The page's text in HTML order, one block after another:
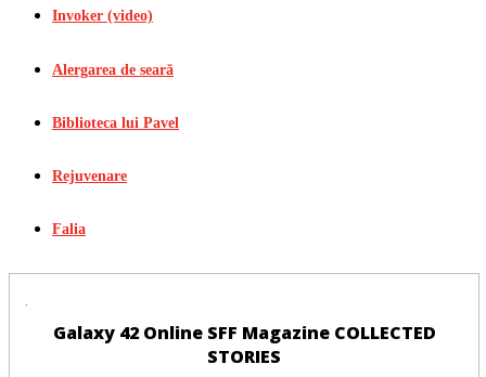
Invoker (video)
Alergarea de seară
Biblioteca lui Pavel
Rejuvenare
Falia
Galaxy 42 Online SFF Magazine COLLECTED
STORIES